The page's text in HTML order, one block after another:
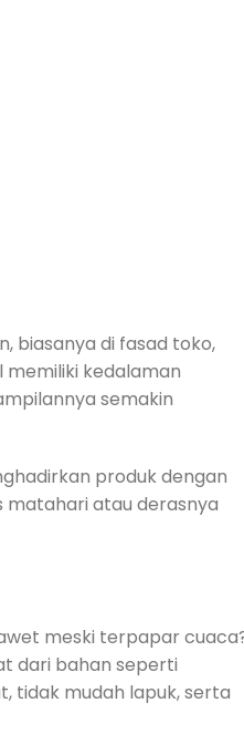
biasanya di fasad toko,
kedalaman
semakin
produk dengan
matahari atau derasnya
meski terpapar
dari bahan seperti
tidak mudah lapuk, serta